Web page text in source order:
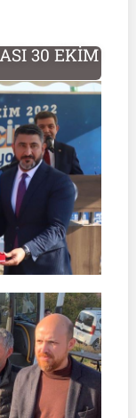
30 EKİM